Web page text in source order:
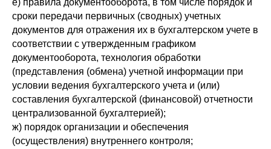
е) правила документооборота, в том числе порядок и
сроки передачи первичных (сводных) учетных
документов для отражения их в бухгалтерском учете в
соответствии с утвержденным графиком
документооборота, технология обработки
(представления (обмена) учетной информации при
условии ведения бухгалтерского учета и (или)
составления бухгалтерской (финансовой) отчетности
централизованной бухгалтерией);
ж) порядок организации и обеспечения
(осуществления) внутреннего контроля;